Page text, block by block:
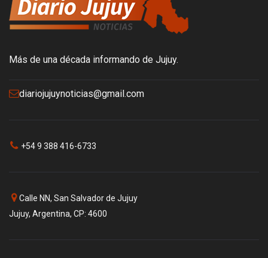
Más de una década informando de Jujuy.
diariojujuynoticias@gmail.com
+54 9 388 416-6733
Calle NN, San Salvador de Jujuy
Jujuy, Argentina, CP: 4600